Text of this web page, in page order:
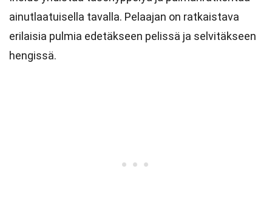
ainutlaatuisella tavalla. Pelaajan on ratkaistava
erilaisia pulmia edetäkseen pelissä ja selvitäkseen
hengissä.